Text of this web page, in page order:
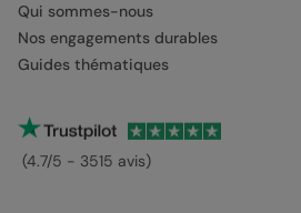
Qui sommes-nous
Nos engagements durables
Guides thématiques
(4.7/5 - 3515 avis)